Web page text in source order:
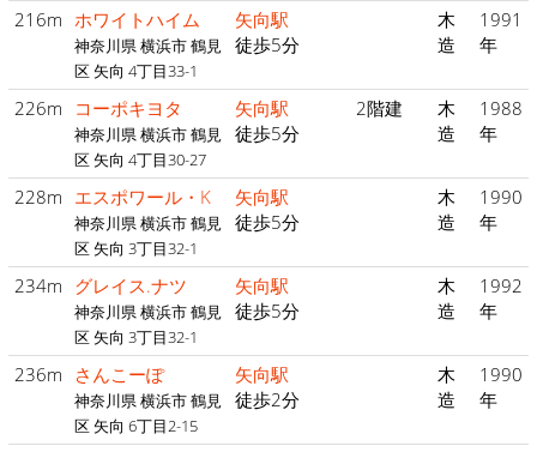
216m ホワイトハイム
神奈川県 横浜市 鶴見
区 矢向 4丁目33-1
矢向駅
徒歩5分
木
造
1991
年
226m コーポキヨタ
神奈川県 横浜市 鶴見
区 矢向 4丁目30-27
矢向駅
徒歩5分
2階建
木
造
1988
年
228m エスポワール・K
神奈川県 横浜市 鶴見
区 矢向 3丁目32-1
矢向駅
徒歩5分
木
造
1990
年
234m グレイス.ナツ
神奈川県 横浜市 鶴見
区 矢向 3丁目32-1
矢向駅
徒歩5分
木
造
1992
年
236m さんこーぽ
神奈川県 横浜市 鶴見
区 矢向 6丁目2-15
矢向駅
徒歩2分
木
造
1990
年